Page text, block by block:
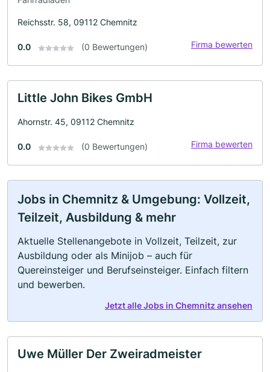
Reichsstr. 58, 09112 Chemnitz
0.0 (0 Bewertungen) Firma bewerten
Little John Bikes GmbH
Ahornstr. 45, 09112 Chemnitz
0.0 (0 Bewertungen) Firma bewerten
Jobs in Chemnitz & Umgebung: Vollzeit,
Teilzeit, Ausbildung & mehr
Aktuelle Stellenangebote in Vollzeit, Teilzeit, zur
Ausbildung oder als Minijob – auch für
Quereinsteiger und Berufseinsteiger. Einfach filtern
und bewerben.
Jetzt alle Jobs in Chemnitz ansehen
Uwe Müller Der Zweiradmeister